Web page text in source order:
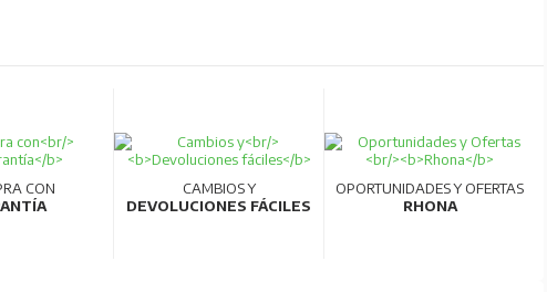
CON
CAMBIOS Y
DEVOLUCIONES FÁCILES
OPORTUNIDADES Y OFERTAS
RHONA